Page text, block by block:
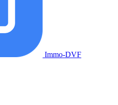
Immo-DVF